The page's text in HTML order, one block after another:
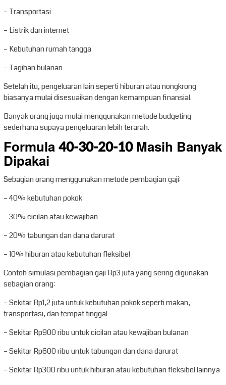
– Transportasi
– Listrik dan internet
– Kebutuhan rumah tangga
– Tagihan bulanan
Setelah itu, pengeluaran lain seperti hiburan atau nongkrong
biasanya mulai disesuaikan dengan kemampuan finansial.
Banyak orang juga mulai menggunakan metode budgeting
sederhana supaya pengeluaran lebih terarah.
Formula 40-30-20-10 Masih Banyak
Dipakai
Sebagian orang menggunakan metode pembagian gaji:
– 40% kebutuhan pokok
– 30% cicilan atau kewajiban
– 20% tabungan dan dana darurat
– 10% hiburan atau kebutuhan fleksibel
Contoh simulasi pembagian gaji Rp3 juta yang sering digunakan
sebagian orang:
– Sekitar Rp1,2 juta untuk kebutuhan pokok seperti makan,
transportasi, dan tempat tinggal
– Sekitar Rp900 ribu untuk cicilan atau kewajiban bulanan
– Sekitar Rp600 ribu untuk tabungan dan dana darurat
– Sekitar Rp300 ribu untuk hiburan atau kebutuhan fleksibel lainnya